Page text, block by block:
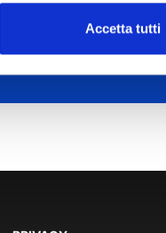
Accetta tutti